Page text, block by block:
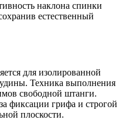
наклона спинки
естественный
для изолированной
Техника выполнения
свободной штанги.
фиксации грифа и строгой
плоскости.